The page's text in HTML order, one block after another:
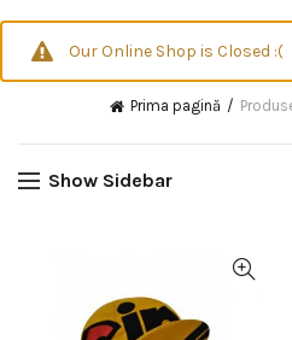
Our Online Shop is Closed :(
Prima pagină
Show Sidebar